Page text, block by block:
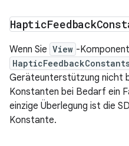
HapticFeedback
Wenn Sie View -
Geräteunterstützung nicht
Konstanten bei Bedarf ein
einzige Überlegung ist die
Konstante.